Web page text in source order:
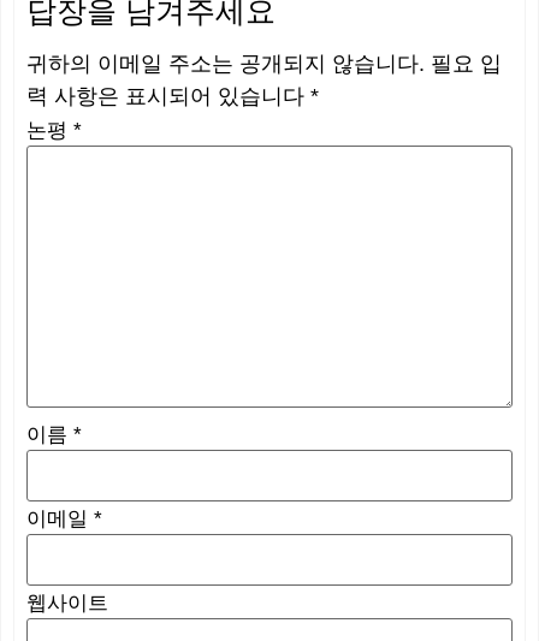
답장을 남겨주세요
귀하의 이메일 주소는 공개되지 않습니다. 필요 입
력 사항은 표시되어 있습니다 *
논평 *
이름 *
이메일 *
웹사이트